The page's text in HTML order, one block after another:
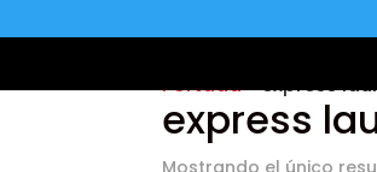
Portada»express
express
Mostrando el único